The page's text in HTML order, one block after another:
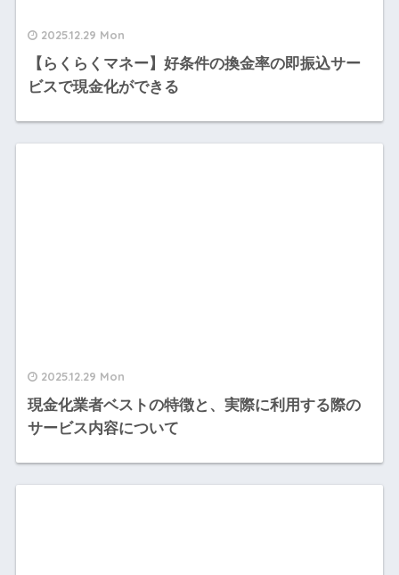
2025.12.29 Mon
【らくらくマネー】好条件の換金率の即振込サー
ビスで現金化ができる
2025.12.29 Mon
現金化業者ベストの特徴と、実際に利用する際の
サービス内容について